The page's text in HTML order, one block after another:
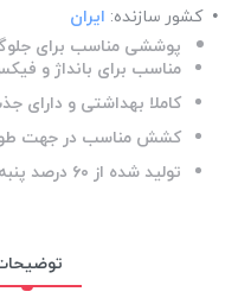
کشور سازنده: ایران
پوششی مناسب برای
مناسب برای بانداژ و
کاملا بهداشتی و دارای
کشش مناسب در جهت
تولید شده از ۶۰ درصد پنبه، ۳۱ درصد پلی‌استر، ۹ درصد کش